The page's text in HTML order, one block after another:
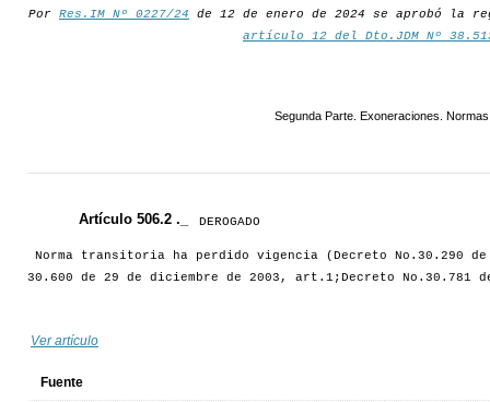
Por Res.IM Nº 0227/24 de 12 de enero de 2024 se aprobó la
artículo 12 del Dto.JDM Nº
Segunda Parte. Exoneraciones.
Artículo 506.2 ._ DEROGADO
Norma transitoria ha perdido vigencia (Decreto No.30.290
30.600 de 29 de diciembre de 2003, art.1;Decreto
Ver artículo
Fuente